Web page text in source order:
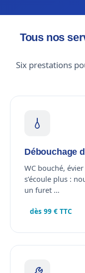
Tous nos
Six prestations
Débouchage
WC bouché,
s’écoule plus :
un furet …
dès 99 € TTC